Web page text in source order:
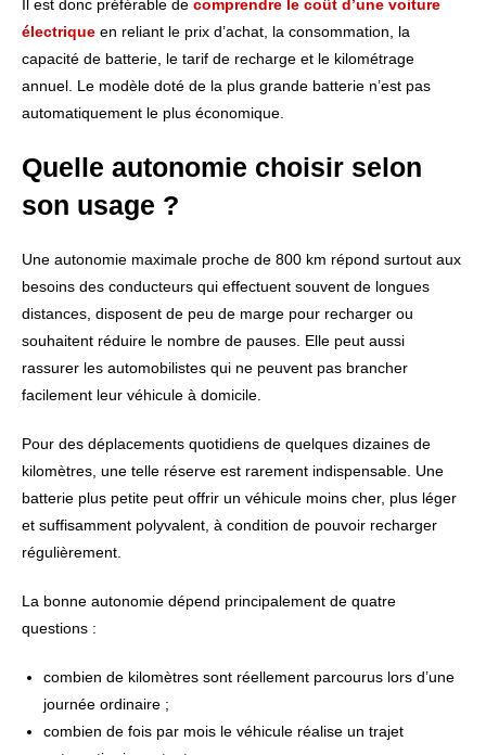
Il est donc préférable de comprendre le coût d’une voiture
électrique en reliant le prix d’achat, la consommation, la
capacité de batterie, le tarif de recharge et le kilométrage
annuel. Le modèle doté de la plus grande batterie n’est pas
automatiquement le plus économique.
Quelle autonomie choisir selon
son usage ?
Une autonomie maximale proche de 800 km répond surtout aux
besoins des conducteurs qui effectuent souvent de longues
distances, disposent de peu de marge pour recharger ou
souhaitent réduire le nombre de pauses. Elle peut aussi
rassurer les automobilistes qui ne peuvent pas brancher
facilement leur véhicule à domicile.
Pour des déplacements quotidiens de quelques dizaines de
kilomètres, une telle réserve est rarement indispensable. Une
batterie plus petite peut offrir un véhicule moins cher, plus léger
et suffisamment polyvalent, à condition de pouvoir recharger
régulièrement.
La bonne autonomie dépend principalement de quatre
questions :
combien de kilomètres sont réellement parcourus lors d’une
journée ordinaire ;
combien de fois par mois le véhicule réalise un trajet